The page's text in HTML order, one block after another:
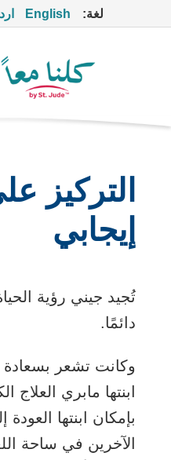
لغة: English
التركيز
إيجابي
تُجيد جيني رؤية
دائمًا.
وكانت تشعر بسعادة
ابنتها مابري العلاج
بإمكان ابنتها
الآخرين في ساحة